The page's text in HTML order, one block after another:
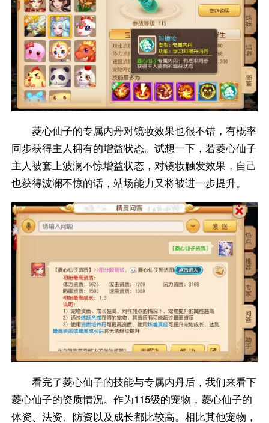
菱心仙子的专属内丹对镜妆效果也很不错，有概率
同步获得主人拥有的增益状态。试想一下，若菱心仙子
主人被套上波澜不惊增益状态，对镜妆触发效果，自己
也获得波澜不惊的话，站场能力又将被进一步提升。
看完了菱心仙子的技能与专属内丹后，我们来看下
菱心仙子的资质情况。作为115级的宠物，菱心仙子的
体资、法资、防资以及成长都比较高。相比其他宠物，